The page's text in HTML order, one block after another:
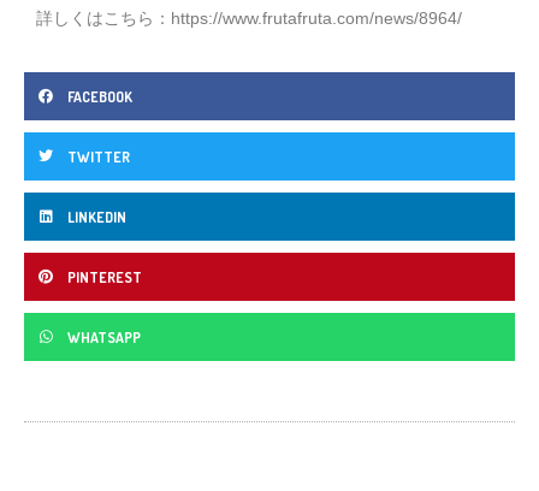
詳しくはこちら： https://www.frutafruta.com/news/8964/
FACEBOOK
TWITTER
LINKEDIN
PINTEREST
WHATSAPP